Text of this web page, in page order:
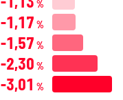
%
-1,17 %
-1,57 %
-2,30 %
-3,01 %